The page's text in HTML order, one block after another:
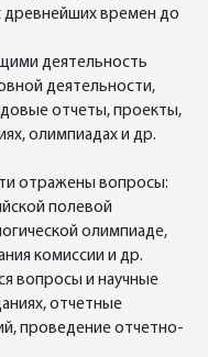
древнейших времен до
деятельность
деятельности,
отчеты, проекты,
олимпиадах и др.
отражены вопросы:
полевой
олимпиаде,
комиссии и др.
вопросы и научные
отчетные
проведение отчетно-